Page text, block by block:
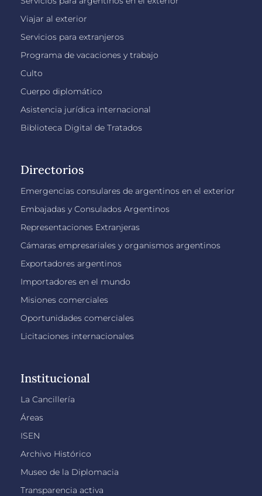
Viajar al exterior
Servicios para extranjeros
Programa de vacaciones y trabajo
Culto
Cuerpo diplomático
Asistencia jurídica internacional
Biblioteca Digital de Tratados
Directorios
Emergencias consulares de argentinos en el exterior
Embajadas y Consulados Argentinos
Representaciones Extranjeras
Cámaras empresariales y organismos argentinos
Exportadores argentinos
Importadores en el mundo
Misiones comerciales
Oportunidades comerciales
Licitaciones internacionales
Institucional
La Cancillería
Áreas
ISEN
Archivo Histórico
Museo de la Diplomacia
Transparencia activa